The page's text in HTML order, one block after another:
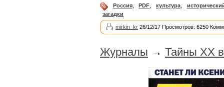
Россия, PDF, культура,
загадки
mirkin_kr 26/12/17 Просмотров: 6250
Журналы → Тайны ХХ